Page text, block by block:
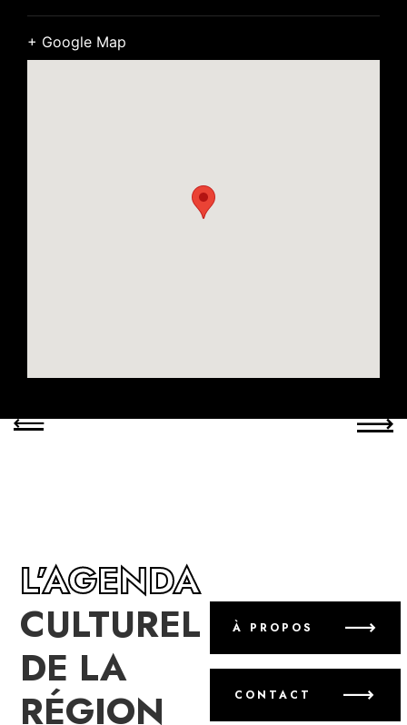
+ Google Map
L’AGENDA
CULTUREL
DE LA
RÉGION
À PROPOS
CONTACT